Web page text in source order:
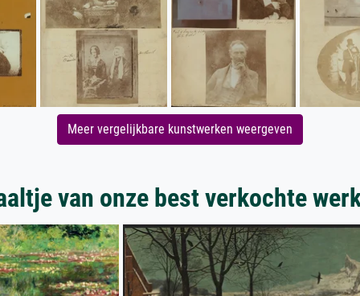
Meer vergelijkbare kunstwerken weergeven
van onze best verkochte